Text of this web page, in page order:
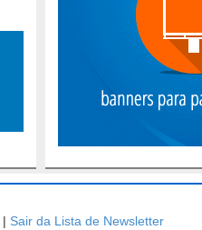
| Sair da Lista de Newsletter